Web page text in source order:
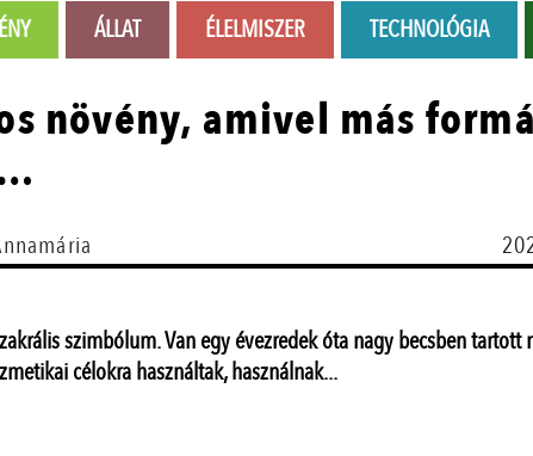
ÁLLAT ÉLELMISZER TECHNOLÓGIA
növény, amivel más
szimbólum. Van egy évezredek óta nagy becsben tartott
célokra használtak, használnak...